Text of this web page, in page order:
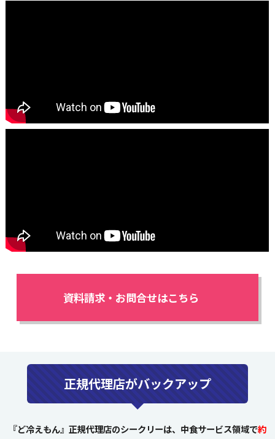
資料請求・お問合せはこちら
正規代理店がバックアップ
『ど冷えもん』正規代理店のシークリーは、中食サービス領域で約